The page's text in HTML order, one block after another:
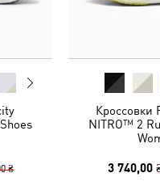
₴
Кроссовки
NITRO™ 2
3 740,00